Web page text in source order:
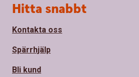
Sidfot
Hitta snabbt
Kontakta oss
Spärrhjälp
Bli kund